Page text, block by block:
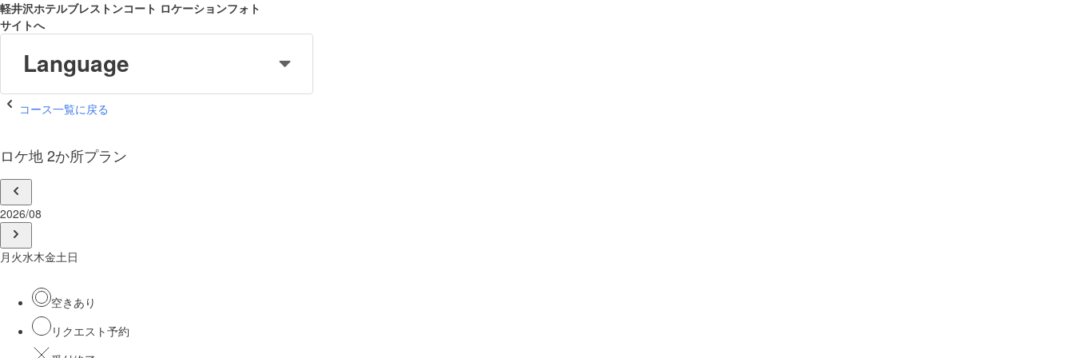
軽井沢ホテルブレストンコート ロケーションフォト
サイトへ
Language
コース一覧に戻る
ロケ地 2か所プラン
2026/08
月 火水木金土日
空きあり
リクエスト予約